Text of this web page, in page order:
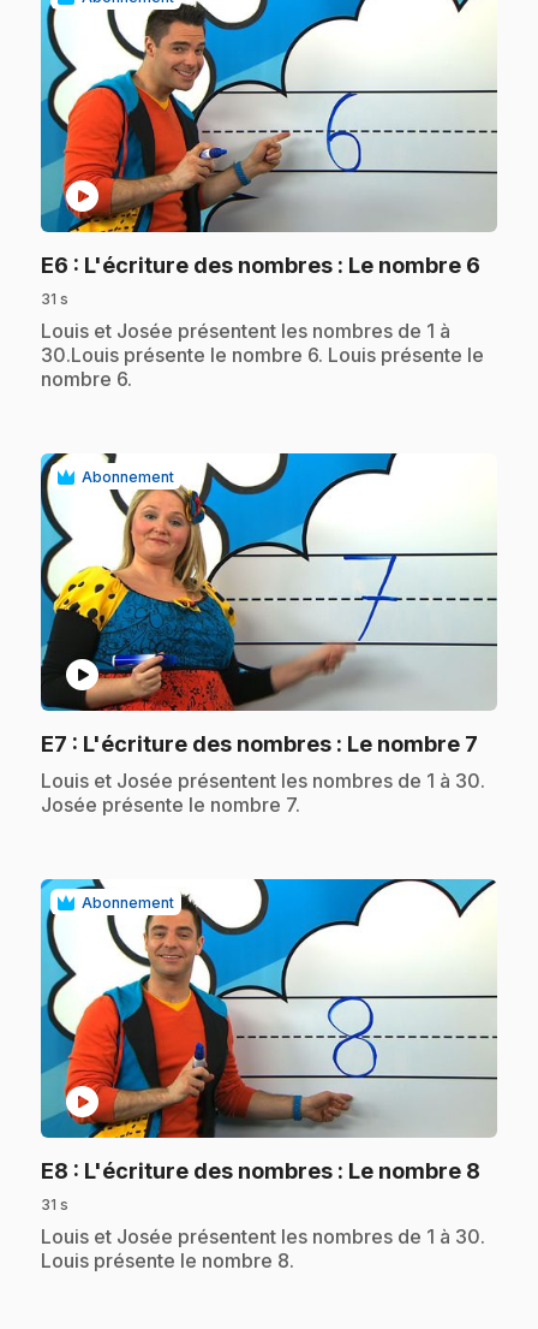
play_circle
E6 : L'écriture des nombres : Le nombre 6
31 s
.Louis et Josée présentent les nombres de 1 à
30.Louis présente le nombre 6. Louis présente le
nombre 6.
Abonnement
play_circle
E7 : L'écriture des nombres : Le nombre 7
.Louis et Josée présentent les nombres de 1 à 30.
Josée présente le nombre 7.
Abonnement
play_circle
E8 : L'écriture des nombres : Le nombre 8
31 s
.Louis et Josée présentent les nombres de 1 à 30.
Louis présente le nombre 8.